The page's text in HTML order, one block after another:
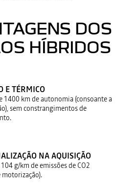
DOS
HÍBRIDOS
E TÉRMICO
1400 km de autonomia (consoante a
sem constrangimentos de
NA AQUISIÇÃO
g/km de emissões de CO2
motorização).